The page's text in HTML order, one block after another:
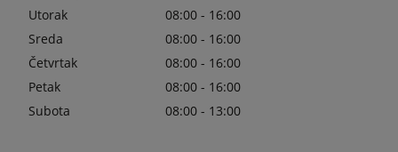
Utorak
08:00 - 16:00
Sreda
08:00 - 16:00
Četvrtak
08:00 - 16:00
Petak
08:00 - 16:00
Subota
08:00 - 13:00